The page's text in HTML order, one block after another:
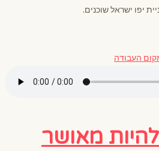
יפו ישראל שוכנים.
מאושר